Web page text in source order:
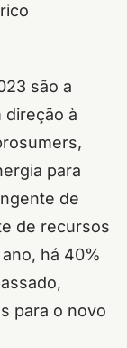
são a
direção à
para
de
de recursos
há 40%
para o novo